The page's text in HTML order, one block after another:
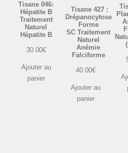
Tisane 046:
Hépatite B
Traitement
Naturel
Hépatite B
30.00€
Ajouter au
panier
Tisane 427 :
Drépanocytose
Forme
SC Traitement
Naturel
Anémie
Falciforme
40.00€
Ajouter au
panier